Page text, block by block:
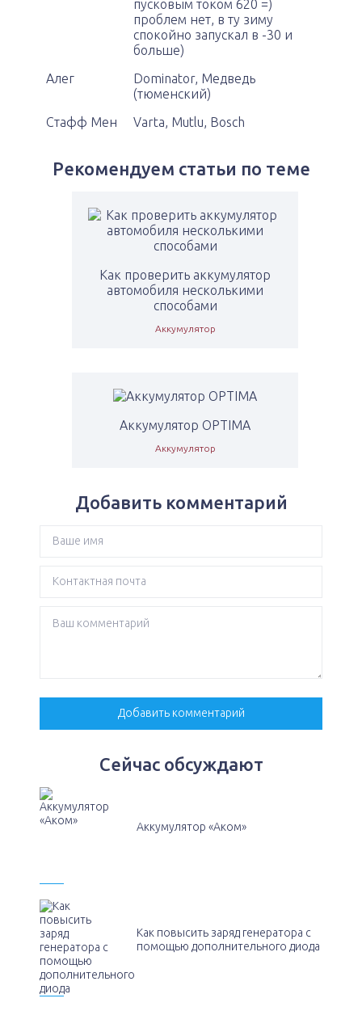
пусковым током 620 =)
проблем нет, в ту зиму
спокойно запускал в -30 и
больше)
Алег
Dominator, Медведь
(тюменский)
Стафф Мен
Varta, Mutlu, Bosch
Рекомендуем статьи по теме
Как проверить аккумулятор
автомобиля несколькими
способами
Аккумулятор
Аккумулятор OPTIMA
Аккумулятор
Добавить комментарий
Сейчас обсуждают
Аккумулятор «Аком»
Как повысить заряд генератора с
помощью дополнительного диода